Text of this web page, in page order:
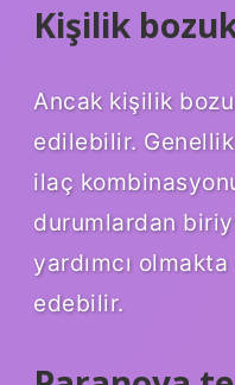
Kişilik
Ancak kişilik
edilebilir.
ilaç
durumlardan
yardımcı
edebilir.